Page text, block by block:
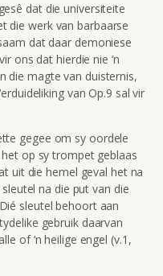
dat die universiteite
die werk van barbaarse
dat daar demoniese
ons dat hierdie nie ‘n
die magte van duisternis,
van Op.9 sal vir
gegee om sy oordele
op sy trompet geblaas
uit die hemel geval het na
na die put van die
sleutel behoort aan
gebruik daarvan
of ‘n heilige engel (v.1,